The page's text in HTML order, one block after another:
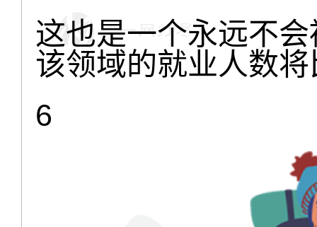
这也是一个永远不
该领域的就业人数
6